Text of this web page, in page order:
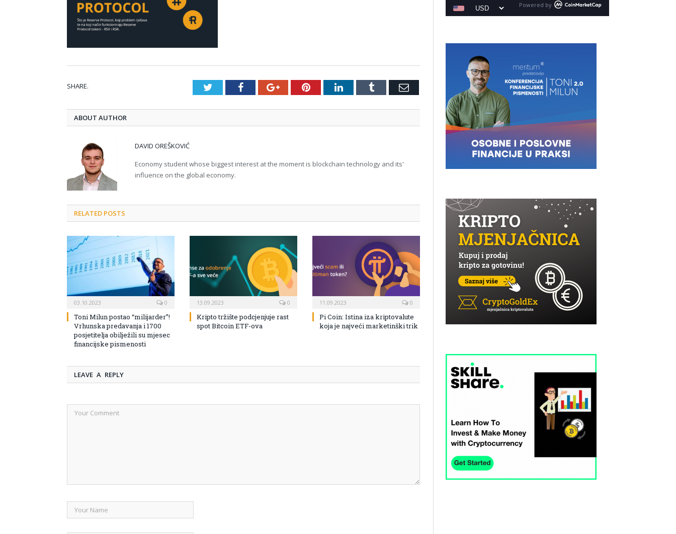
SHARE. TwitterFacebookGoogle+PinterestLinkedInTumblr Email
ABOUT AUTHOR
DAVID OREŠKOVIĆ
Economy student whose biggest interest at the moment is blockchain technology and its'
influence on the global economy.
RELATED POSTS
03.10.2023 0
Toni Milun postao “milijarder”!
Vrhunska predavanja i 1700
posjetitelja obilježili su mjesec
financijske pismenosti
13.09.2023 0
Kripto tržište podcjenjuje rast
spot Bitcoin ETF-ova
11.09.2023 0
Pi Coin: Istina iza kriptovalute
koja je najveći marketinški trik
LEAVE A REPLY
Powered by